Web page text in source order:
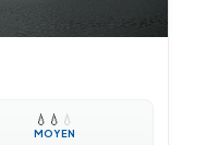
💧 💧 💧
MOYEN